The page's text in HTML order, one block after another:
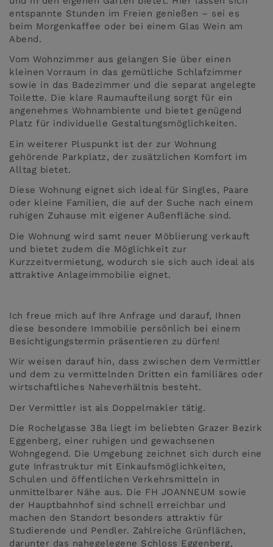
entspannte Stunden im Freien genießen – sei es
beim Morgenkaffee oder bei einem Glas Wein am
Abend.
Vom Wohnzimmer aus gelangen Sie über einen
kleinen Vorraum in das gemütliche Schlafzimmer
sowie in das Badezimmer und die separat angelegte
Toilette. Die klare Raumaufteilung sorgt für ein
angenehmes Wohnambiente und bietet genügend
Platz für individuelle Gestaltungsmöglichkeiten.
Ein weiterer Pluspunkt ist der zur Wohnung
gehörende Parkplatz, der zusätzlichen Komfort im
Alltag bietet.
Diese Wohnung eignet sich ideal für Singles, Paare
oder kleine Familien, die auf der Suche nach einem
ruhigen Zuhause mit eigener Außenfläche sind.
Die Wohnung wird samt neuer Möblierung verkauft
und bietet zudem die Möglichkeit zur
Kurzzeitvermietung, wodurch sie sich auch ideal als
attraktive Anlageimmobilie eignet.
Ich freue mich auf Ihre Anfrage und darauf, Ihnen
diese besondere Immobilie persönlich bei einem
Besichtigungstermin präsentieren zu dürfen!
Wir weisen darauf hin, dass zwischen dem Vermittler
und dem zu vermittelnden Dritten ein familiäres oder
wirtschaftliches Naheverhältnis besteht.
Der Vermittler ist als Doppelmakler tätig.
Die Rochelgasse 38a liegt im beliebten Grazer Bezirk
Eggenberg, einer ruhigen und gewachsenen
Wohngegend. Die Umgebung zeichnet sich durch eine
gute Infrastruktur mit Einkaufsmöglichkeiten,
Schulen und öffentlichen Verkehrsmitteln in
unmittelbarer Nähe aus. Die FH JOANNEUM sowie
der Hauptbahnhof sind schnell erreichbar und
machen den Standort besonders attraktiv für
Studierende und Pendler. Zahlreiche Grünflächen,
darunter das nahegelegene Schloss Eggenberg,